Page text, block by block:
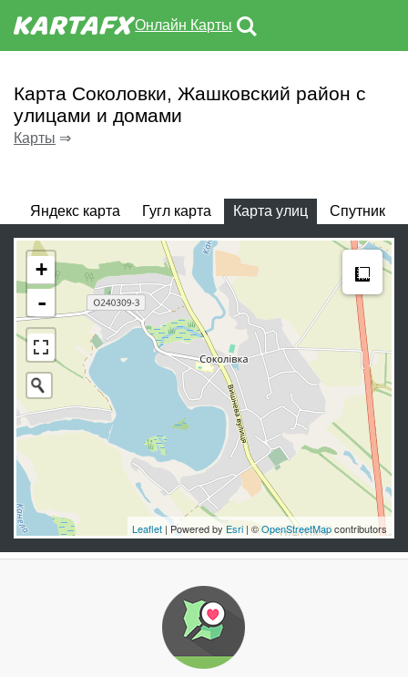
Онлайн Карты
Карта Соколовки, Жашковский район с
улицами и домами
Карты ⇒
Яндекс карта Гугл карта Карта улиц Спутник
+
-
Leaflet | Powered by Esri | ©OpenStreetMapcontributors